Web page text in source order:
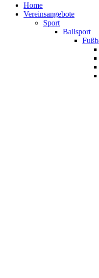
Home
Vereinsangebote
Sport
Ballsport